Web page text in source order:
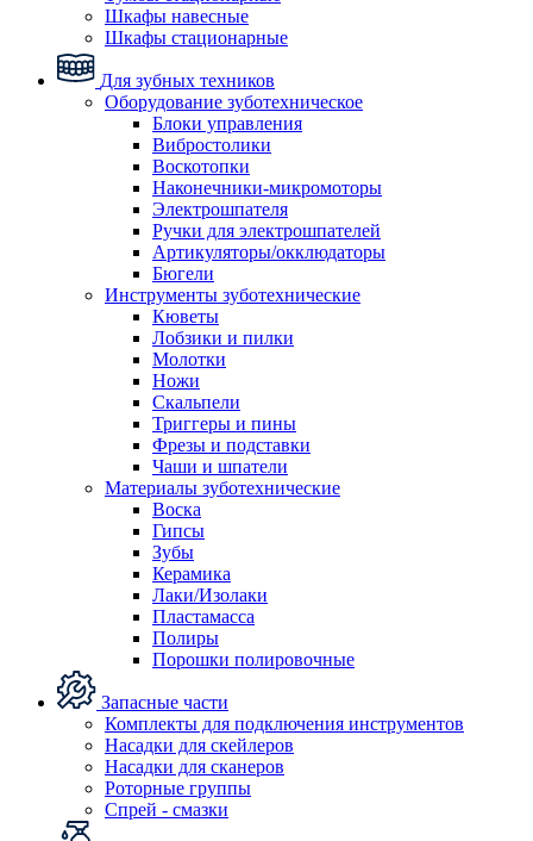
Шкафы навесные
Шкафы стационарные
Для зубных техников
Оборудование зуботехническое
Блоки управления
Вибростолики
Воскотопки
Наконечники-микромоторы
Электрошпателя
Ручки для электрошпателей
Артикуляторы/окклюдаторы
Бюгели
Инструменты зуботехнические
Кюветы
Лобзики и пилки
Молотки
Ножи
Скальпели
Триггеры и пины
Фрезы и подставки
Чаши и шпатели
Материалы зуботехнические
Воска
Гипсы
Зубы
Керамика
Лаки/Изолаки
Пластамасса
Полиры
Порошки полировочные
Запасные части
Комплекты для подключения инструментов
Насадки для скейлеров
Насадки для сканеров
Роторные группы
Спрей - смазки